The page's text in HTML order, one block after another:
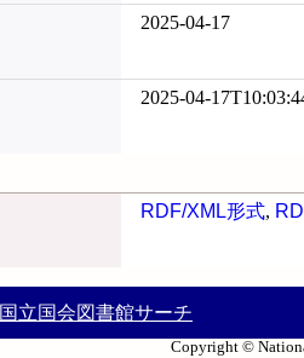
2025-04-17
2025-04-
RDF/XML形式,
国立国会図書館サーチ
Copyright ©